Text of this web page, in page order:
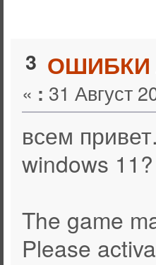
3 ОШИБКИ
« : 31 Август
всем
windows 11?
The game
Please